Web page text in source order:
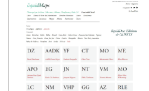
2010
LiquidDocs &
Guests